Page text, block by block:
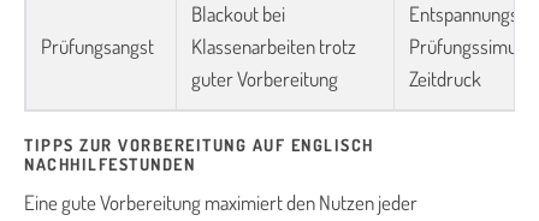
Prüfungsangst
Blackout bei
Klassenarbeiten trotz
guter Vorbereitung
Zeitdruck
TIPPS ZUR VORBEREITUNG AUF ENGLISCH
NACHHILFESTUNDEN
Eine gute Vorbereitung maximiert den Nutzen jeder